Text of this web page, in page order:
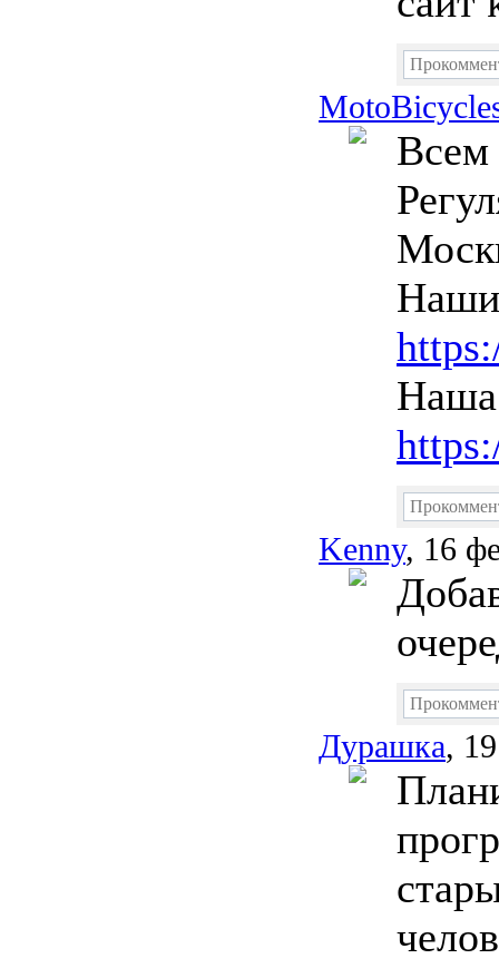
Всем
Наши
Наша
Kenny, 16
Дурашка,